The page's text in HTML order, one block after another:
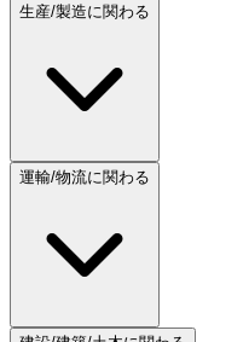
生産/製造に関わる
運輸/物流に関わる